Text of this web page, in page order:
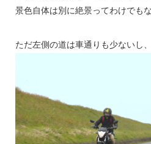
景色自体は別に絶景ってわけでも
ただ左側の道は車通りも少ないし